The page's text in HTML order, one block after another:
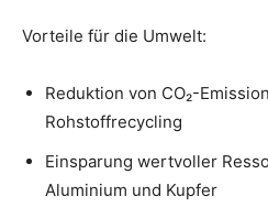
Vorteile für die Umwelt:
Reduktion von CO₂-
Rohstoffrecycling
Einsparung wertvoller
Aluminium und Kupfer